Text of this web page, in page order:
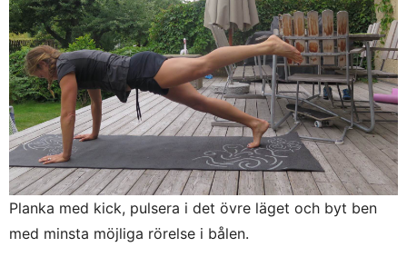
Planka med kick, pulsera i det övre läget och byt ben
med minsta möjliga rörelse i bålen.